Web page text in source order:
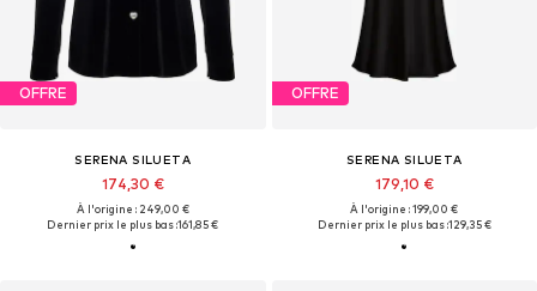
OFFRE
SERENA SILUETA
174,30 €
À l'origine : 249,00 €
Dernier prix le plus bas :161,85 €
OFFRE
SERENA SILUETA
179,10 €
À l'origine : 199,00 €
Dernier prix le plus bas :129,35 €